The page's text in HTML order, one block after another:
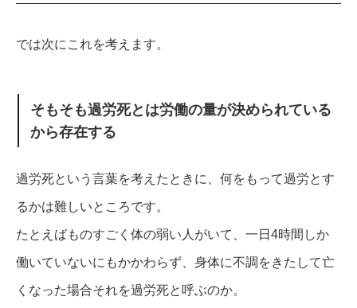
では次にこれを考えます。
そもそも過労死とは労働の量が決められている
から存在する
過労死という言葉を考えたときに、何をもって過労とす
るかは難しいところです。
たとえばものすごく体の弱い人がいて、一日4時間しか
働いていないにもかかわらず、身体に不調をきたして亡
くなった場合それを過労死と呼ぶのか。